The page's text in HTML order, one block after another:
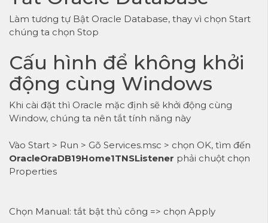
Làm tương tự Bật Oracle Database, thay vì chọn Start
chúng ta chọn Stop
Cấu hình để không khởi
động cùng Windows
Khi cài đặt thì Oracle mặc định sẽ khởi động cùng
Window, chúng ta nên tắt tính năng này
Vào Start > Run > Gõ Services.msc > chọn OK, tìm đến
OracleOraDB19Home1TNSListener phải chuột chọn
Properties
Chọn Manual: tắt bật thủ công => chọn Apply